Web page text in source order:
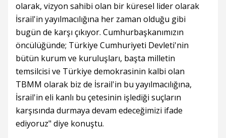
olarak, vizyon sahibi olan bir küresel lider olarak
İsrail'in yayılmacılığına her zaman olduğu gibi
bugün de karşı çıkıyor. Cumhurbaşkanımızın
öncülüğünde; Türkiye Cumhuriyeti Devleti'nin
bütün kurum ve kuruluşları, başta milletin
temsilcisi ve Türkiye demokrasinin kalbi olan
TBMM olarak biz de İsrail'in bu yayılmacılığına,
İsrail'in eli kanlı bu çetesinin işlediği suçların
karşısında durmaya devam edeceğimizi ifade
ediyoruz" diye konuştu.